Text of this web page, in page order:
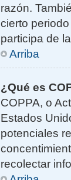
razón.
cierto
participa de
Arriba
¿Qué es
COPPA, o
Estados
potenciales
recolectar